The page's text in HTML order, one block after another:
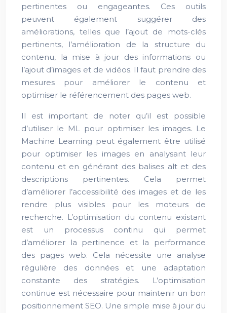
pertinentes ou engageantes. Ces outils
peuvent également suggérer des
améliorations, telles que l’ajout de mots-clés
pertinents, l’amélioration de la structure du
contenu, la mise à jour des informations ou
l’ajout d’images et de vidéos. Il faut prendre des
mesures pour améliorer le contenu et
optimiser le référencement des pages web.
Il est important de noter qu’il est possible
d’utiliser le ML pour optimiser les images. Le
Machine Learning peut également être utilisé
pour optimiser les images en analysant leur
contenu et en générant des balises alt et des
descriptions pertinentes. Cela permet
d’améliorer l’accessibilité des images et de les
rendre plus visibles pour les moteurs de
recherche. L’optimisation du contenu existant
est un processus continu qui permet
d’améliorer la pertinence et la performance
des pages web. Cela nécessite une analyse
régulière des données et une adaptation
constante des stratégies. L’optimisation
continue est nécessaire pour maintenir un bon
positionnement SEO. Une simple mise à jour du